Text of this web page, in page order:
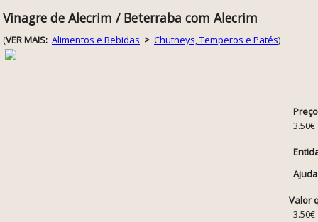
Vinagre de Alecrim / Beterraba com Alecrim
(VER MAIS: Alimentos e Bebidas > Chutneys, Temperos e Patés)
3.50€
Valor
3.50€